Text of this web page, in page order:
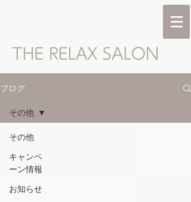
ブログ
その他
キャンペ
ーン情報
お知らせ
その他